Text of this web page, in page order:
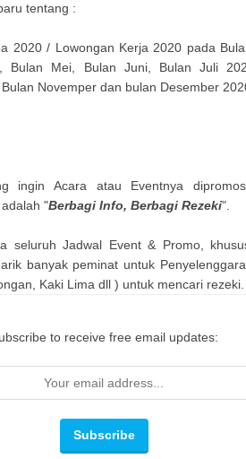
tentang :
2020 / Lowongan Kerja 2020 pada
Bulan Mei, Bulan Juni, Bulan Juli
Novemper dan bulan Desember
ingin Acara atau Eventnya
"Berbagi Info, Berbagi Rezeki".
seluruh Jadwal Event & Promo,
banyak peminat untuk
Kaki Lima dll ) untuk mencari rezeki.
to receive free email updates: